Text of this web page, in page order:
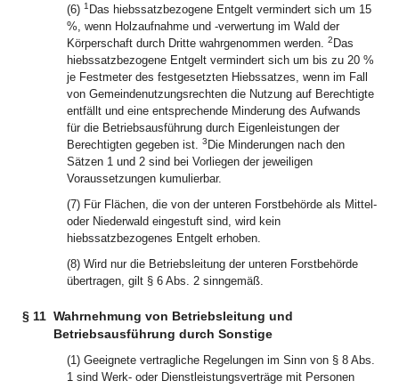
(6) 1 Das hiebssatzbezogene Entgelt vermindert sich um 15
%, wenn Holzaufnahme und -verwertung im Wald der
Körperschaft durch Dritte wahrgenommen werden. 2 Das
hiebssatzbezogene Entgelt vermindert sich um bis zu 20 %
je Festmeter des festgesetzten Hiebssatzes, wenn im Fall
von Gemeindenutzungsrechten die Nutzung auf Berechtigte
entfällt und eine entsprechende Minderung des Aufwands
für die Betriebsausführung durch Eigenleistungen der
Berechtigten gegeben ist. 3 Die Minderungen nach den
Sätzen 1 und 2 sind bei Vorliegen der jeweiligen
Voraussetzungen kumulierbar.
(7) Für Flächen, die von der unteren Forstbehörde als Mittel-
oder Niederwald eingestuft sind, wird kein
hiebssatzbezogenes Entgelt erhoben.
(8) Wird nur die Betriebsleitung der unteren Forstbehörde
übertragen, gilt § 6 Abs. 2 sinngemäß.
§ 11 Wahrnehmung von Betriebsleitung und
Betriebsausführung durch Sonstige
(1) Geeignete vertragliche Regelungen im Sinn von § 8 Abs.
1 sind Werk- oder Dienstleistungsverträge mit Personen